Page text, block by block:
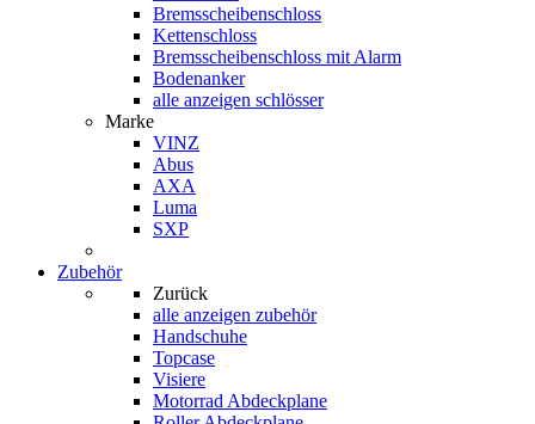
Bremsscheibenschloss
Kettenschloss
Bremsscheibenschloss mit Alarm
Bodenanker
alle anzeigen schlösser
Marke
VINZ
Abus
AXA
Luma
SXP
Zubehör
Zurück
alle anzeigen zubehör
Handschuhe
Topcase
Visiere
Motorrad Abdeckplane